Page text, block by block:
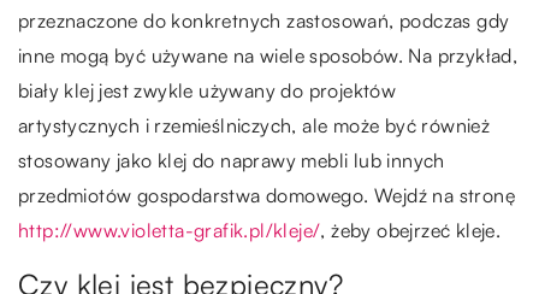
przeznaczone do konkretnych zastosowań, podczas gdy
inne mogą być używane na wiele sposobów. Na przykład,
biały klej jest zwykle używany do projektów
artystycznych i rzemieślniczych, ale może być również
stosowany jako klej do naprawy mebli lub innych
przedmiotów gospodarstwa domowego. Wejdź na stronę
http://www.violetta-grafik.pl/kleje/, żeby obejrzeć kleje.
Czy klej jest bezpieczny?